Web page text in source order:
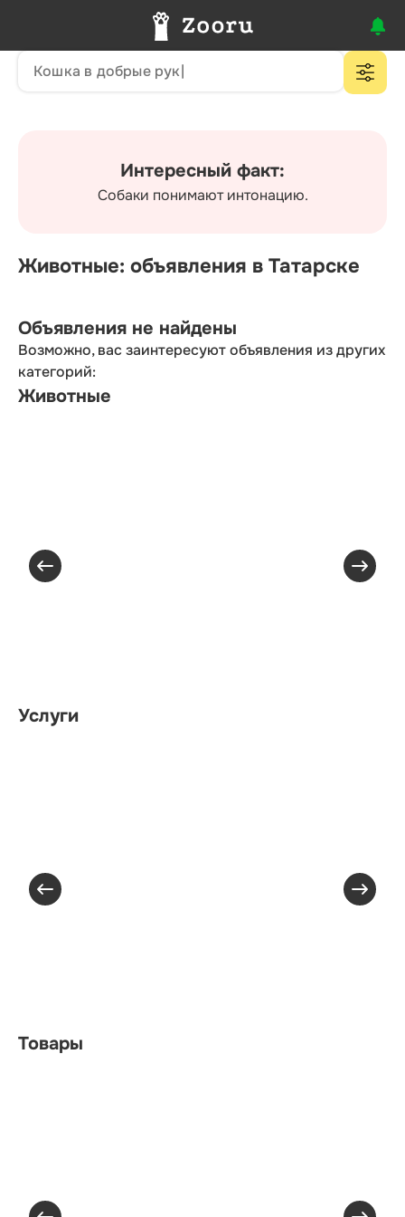
Интересный факт:
Собаки понимают интонацию.
Животные: объявления в Татарске
Объявления не найдены
Возможно, вас заинтересуют объявления из других
категорий:
Животные
Услуги
Товары